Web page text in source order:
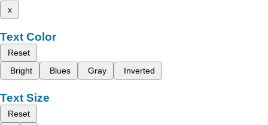
x
Text Color
Reset
Bright
Blues Gray Inverted
Text Size
Reset